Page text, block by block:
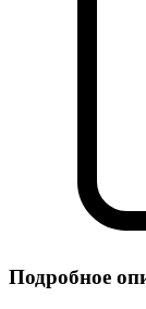
Подробное